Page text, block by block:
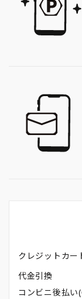
クレジットカー
代金引換
コンビニ後払い